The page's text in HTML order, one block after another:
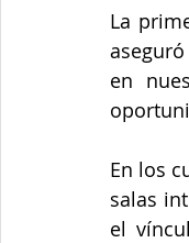
La
en
En los
salas
el